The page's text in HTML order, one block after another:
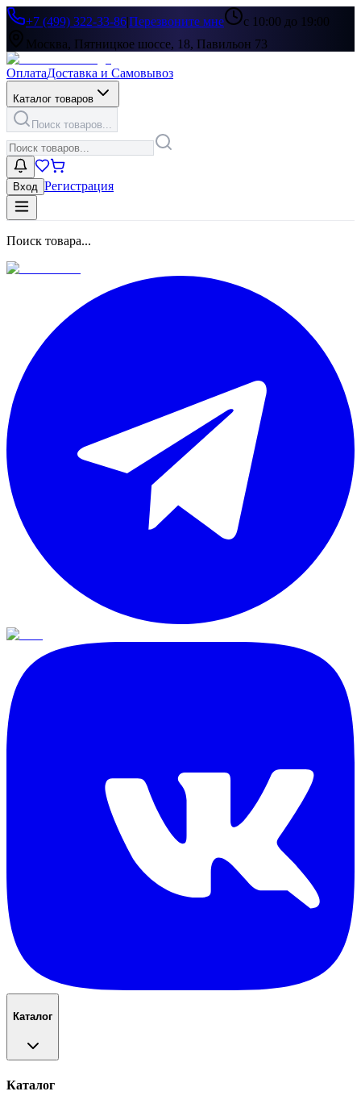
+7 (499) 322-33-86|Перезвоните мне
с 10:00 до 19:00
Москва, Пятницкое шоссе, 18, Павильон 73
ОплатаДоставка и Самовывоз
Каталог товаров
Поиск товаров...
Вход Регистрация
Поиск товара...
Каталог
Каталог